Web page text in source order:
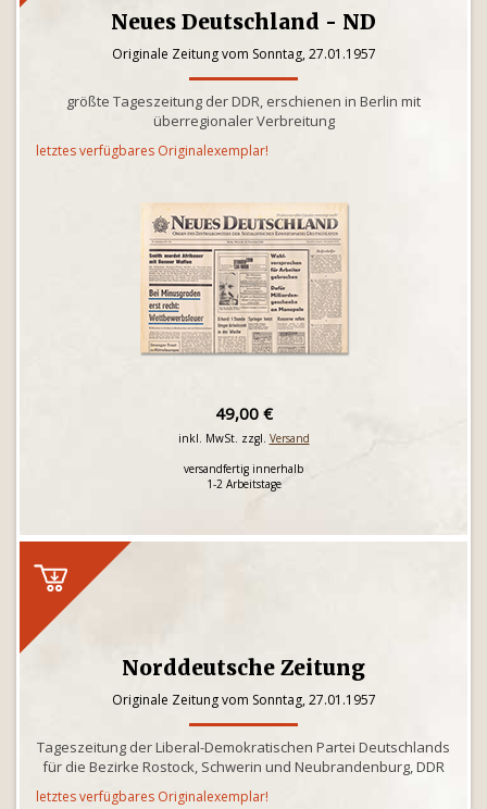
Neues Deutschland - ND
Originale Zeitung vom Sonntag, 27.01.1957
größte Tageszeitung der DDR, erschienen in Berlin mit
überregionaler Verbreitung
letztes verfügbares Originalexemplar!
49,00 €
inkl. MwSt. zzgl. Versand
versandfertig innerhalb
1-2 Arbeitstage
Norddeutsche Zeitung
Originale Zeitung vom Sonntag, 27.01.1957
Tageszeitung der Liberal-Demokratischen Partei Deutschlands
für die Bezirke Rostock, Schwerin und Neubrandenburg, DDR
letztes verfügbares Originalexemplar!